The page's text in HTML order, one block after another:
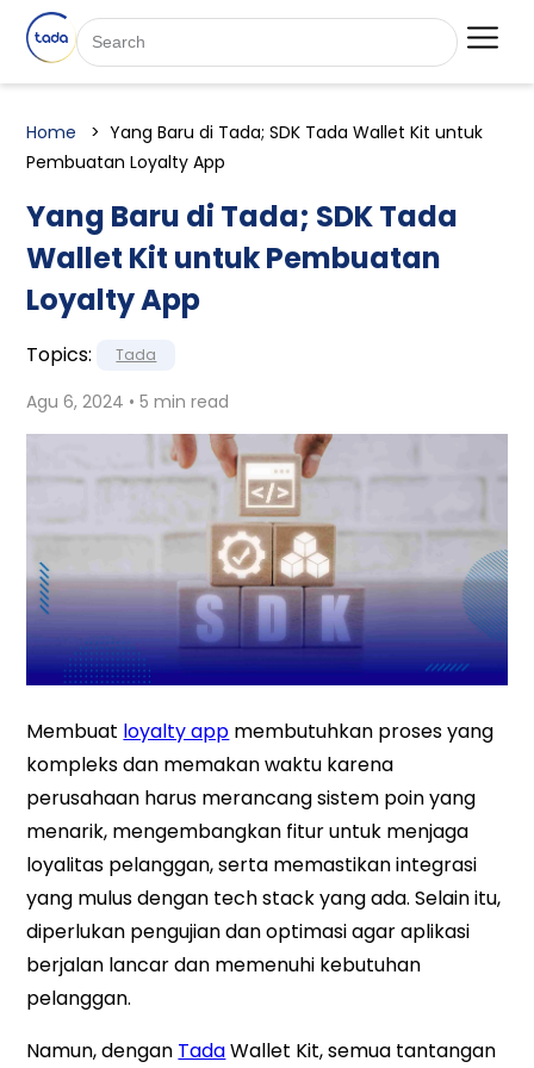
Home
Yang Baru di Tada; SDK Tada Wallet Kit untuk
Pembuatan Loyalty App
Yang Baru di Tada; SDK Tada
Wallet Kit untuk Pembuatan
Loyalty App
Topics: Tada
Agu 6, 2024 • 5 min read
Membuat loyalty app membutuhkan proses yang
kompleks dan memakan waktu karena
perusahaan harus merancang sistem poin yang
menarik, mengembangkan fitur untuk menjaga
loyalitas pelanggan, serta memastikan integrasi
yang mulus dengan tech stack yang ada. Selain itu,
diperlukan pengujian dan optimasi agar aplikasi
berjalan lancar dan memenuhi kebutuhan
pelanggan.
Namun, dengan TadaWallet Kit, semua tantangan